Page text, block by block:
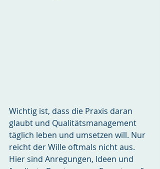
Wichtig ist, dass die Praxis daran
glaubt und Qualitätsmanagement
täglich leben und umsetzen will. Nur
reicht der Wille oftmals nicht aus.
Hier sind Anregungen, Ideen und